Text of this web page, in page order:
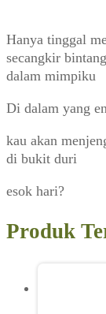
Hanya tinggal
secangkir bintang
dalam mimpiku
Di dalam yang
kau akan
di bukit duri
esok hari?
Produk